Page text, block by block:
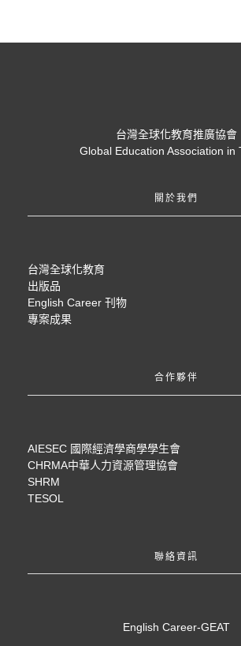
台灣全球化教育推廣協會
Global Education Association in
關於我們
台灣全球化教育
出版品
English Career 刊物
專案成果
合作夥伴
AIESEC 國際經濟學商學學生會
CHRMA中華人力資源管理協會
SHRM
TESOL
聯絡資訊
English Career-GEAT